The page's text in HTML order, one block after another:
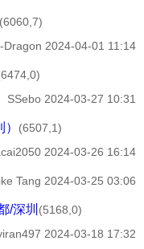
(6060,7)
Dragon 2024-04-01 11:14
SSebo 2024-03-27 10:31
(6507,1)
2024-03-26 16:14
Tang 2024-03-25 03:06
/深圳 (5168,0)
2024-03-18 17:32